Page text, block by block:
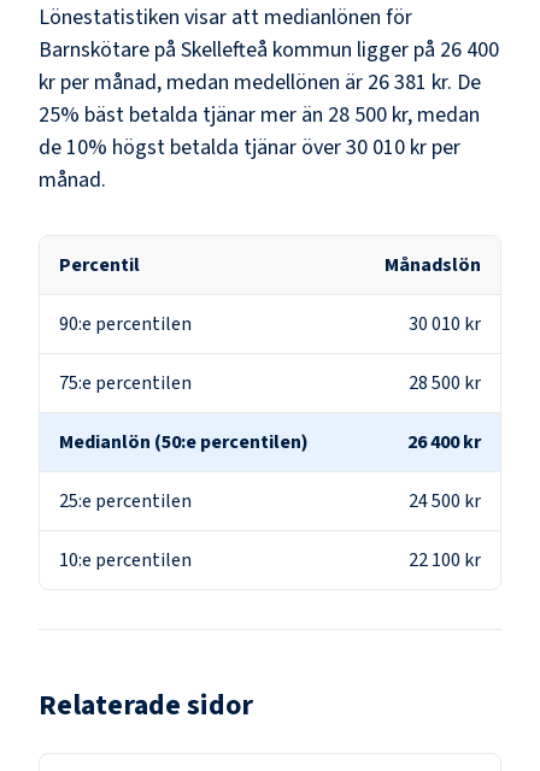
Lönestatistiken visar att medianlönen för
Barnskötare på Skellefteå kommun ligger på 26 400
kr per månad, medan medellönen är 26 381 kr. De
25% bäst betalda tjänar mer än 28 500 kr, medan
de 10% högst betalda tjänar över30 010 kr per
månad.
Percentil Månadslön
90:e percentilen 30 010 kr
75:e percentilen 28 500 kr
Medianlön (50:e percentilen) 26 400 kr
25:e percentilen 24 500 kr
10:e percentilen 22 100 kr
Relaterade sidor